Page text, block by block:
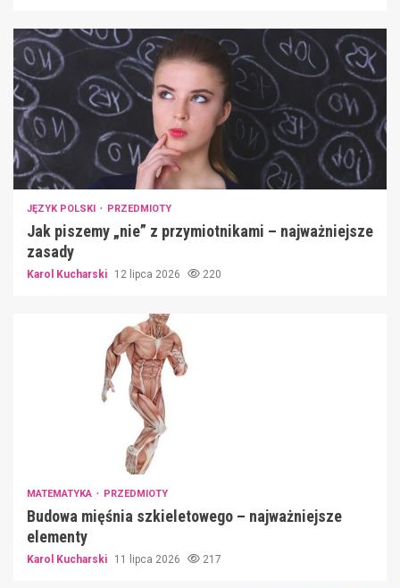
JĘZYK POLSKI PRZEDMIOTY
Jak piszemy „nie” z przymiotnikami – najważniejsze
zasady
Karol Kucharski 12 lipca 2026 220
MATEMATYKA PRZEDMIOTY
Budowa mięśnia szkieletowego – najważniejsze
elementy
Karol Kucharski 11 lipca 2026 217